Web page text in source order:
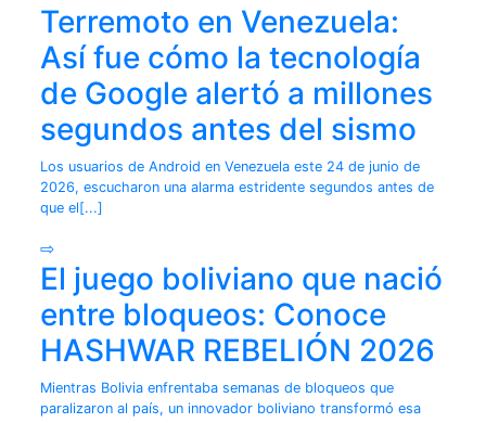
Terremoto en Venezuela:
Así fue cómo la tecnología
de Google alertó a millones
segundos antes del sismo
Los usuarios de Android en Venezuela este 24 de junio de
2026, escucharon una alarma estridente segundos antes de
que el[...]
⇨
El juego boliviano que nació
entre bloqueos: Conoce
HASHWAR REBELIÓN 2026
Mientras Bolivia enfrentaba semanas de bloqueos que
paralizaron al país, un innovador boliviano transformó esa